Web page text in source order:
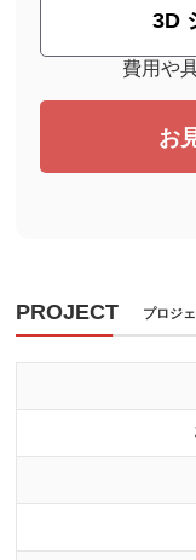
3D
費用や
お
PROJECT プロジ